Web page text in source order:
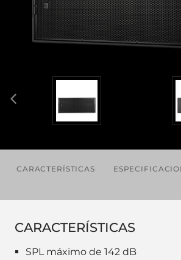
CARACTERÍSTICAS
CARACTERÍSTICAS
SPL máximo de 142 dB